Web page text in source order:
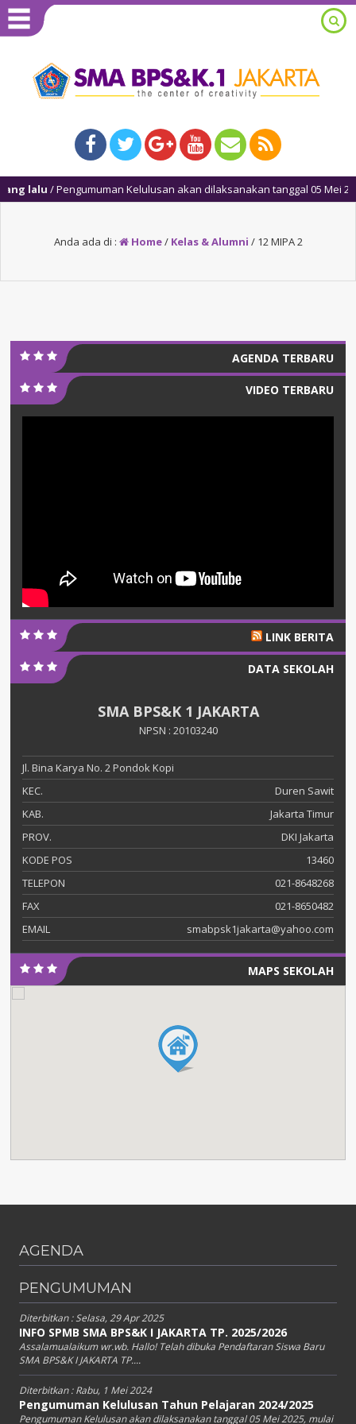
lalu/ Pengumuman Kelulusan akan dilaksanakan tanggal 05 Mei
Anda ada di : Home/ Kelas & Alumni / 12 MIPA 2
AGENDA TERBARU
VIDEO TERBARU
LINK BERITA
DATA SEKOLAH
SMA BPS&K 1 JAKARTA
NPSN : 20103240
Jl. Bina Karya No. 2 Pondok Kopi
KEC.
Duren Sawit
KAB.
Jakarta Timur
PROV.
DKI Jakarta
KODE POS
13460
TELEPON
021-8648268
FAX
021-8650482
EMAIL
smabpsk1jakarta@yahoo.com
MAPS SEKOLAH
AGENDA
PENGUMUMAN
Diterbitkan :Selasa, 29 Apr 2025
INFO SPMB SMA BPS&K I JAKARTA TP. 2025/2026
Assalamualaikum wr.wb. Hallo! Telah dibuka Pendaftaran Siswa Baru
SMA BPS&K I JAKARTA TP....
Diterbitkan :Rabu, 1 Mei 2024
Pengumuman Kelulusan Tahun Pelajaran 2024/2025
Pengumuman Kelulusan akan dilaksanakan tanggal 05 Mei 2025, mulai